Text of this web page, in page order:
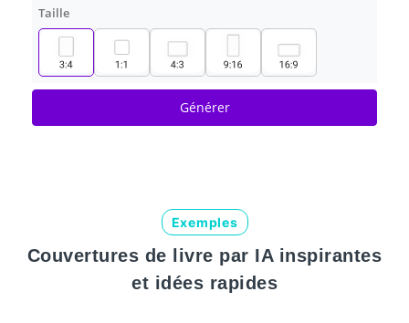
Taille
Générer
Exemples
Couvertures de livre par IA inspirantes
et idées rapides